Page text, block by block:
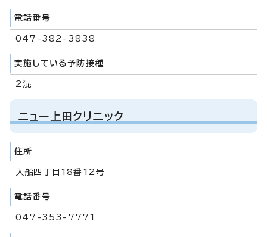
電話番号
047-382-3838
実施している予防接種
2混
ニュー上田クリニック
住所
入船四丁目18番12号
電話番号
047-353-7771